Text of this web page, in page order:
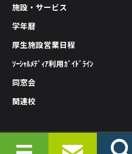
施設・サービス
学年暦
厚生施設営業日程
ｿｰｼｬﾙﾒﾃﾞｨｱ利用ｶﾞｲﾄﾞﾗｲﾝ
同窓会
関連校
情報公開